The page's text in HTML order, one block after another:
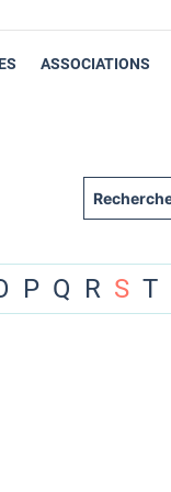
ASSOCIATIONS
P Q R S T